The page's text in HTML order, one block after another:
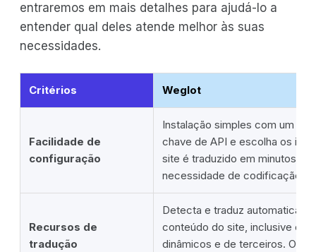
entraremos em mais detalhes para ajudá-lo a
entender qual deles atende melhor às suas
necessidades.
Critérios Weglot
Facilidade de
configuração
Instalação simples com um
chave de API e escolha os
site é traduzido em minutos,
necessidade de codificação.
Recursos de
tradução
Detecta e traduz
conteúdo do site, inclusive
dinâmicos e de terceiros.